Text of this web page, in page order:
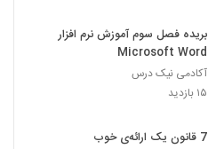
بریده فصل سوم آموزش نرم افزار
Microsoft Word
آکادمی نیک درس
۱۵ بازدید
7 قانون یک ارائه‌ی خوب